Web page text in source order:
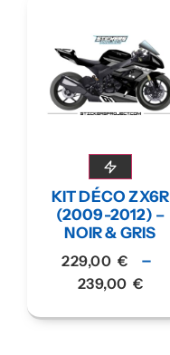
KIT DÉCO ZX6R
(2009-2012) –
NOIR & GRIS
229,00 € –
239,00 €